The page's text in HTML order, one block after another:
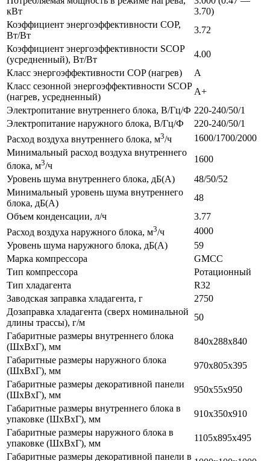
кВт
3.70)
Коэффициент энергоэффективности COP,
Вт/Вт
3.72
Коэффициент энергоэффективности SCOP
(усредненный), Вт/Вт
4.00
Класс энергоэффективности COP (нагрев)
A
Класс сезонной энергоэффективности SCOP
(нагрев, усредненный)
A+
Электропитание внутреннего блока, В/Гц/Ф 220-240/50/1
Электропитание наружного блока, В/Гц/Ф
220-240/50/1
Расход воздуха внутреннего блока, м3/ч
1600/1700/2000
Минимальный расход воздуха внутреннего
блока, м3/ч
1600
Уровень шума внутреннего блока, дБ(А)
48/50/52
Минимальный уровень шума внутреннего
блока, дБ(А)
48
Объем конденсации, л/ч
3.77
Расход воздуха наружного блока, м3/ч
4000
Уровень шума наружного блока, дБ(А)
59
Марка компрессора
GMCC
Тип компрессора
Ротационный
Тип хладагента
R32
Заводская заправка хладагента, г
2750
Дозаправка хладагента (сверх номинальной
длины трассы), г/м
50
Габаритные размеры внутреннего блока
(ШxВxГ), мм
840x288x840
Габаритные размеры наружного блока
(ШxВxГ), мм
970x805x395
Габаритные размеры декоративной панели
(ШxВxГ), мм
950x55x950
Габаритные размеры внутреннего блока в
упаковке (ШxВxГ), мм
910x350x910
Габаритные размеры наружного блока в
упаковке (ШxВxГ), мм
1105x895x495
Габаритные размеры декоративной панели в